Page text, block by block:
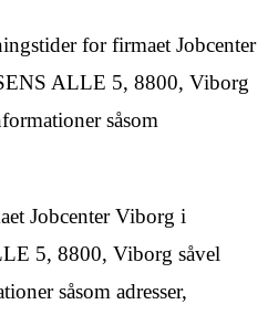
for firmaet Jobcenter
ALLE 5, 8800, Viborg
såsom
Jobcenter Viborg i
5, 8800, Viborg såvel
såsom adresser,